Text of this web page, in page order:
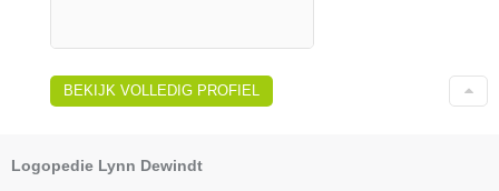
BEKIJK VOLLEDIG PROFIEL
Logopedie Lynn Dewindt